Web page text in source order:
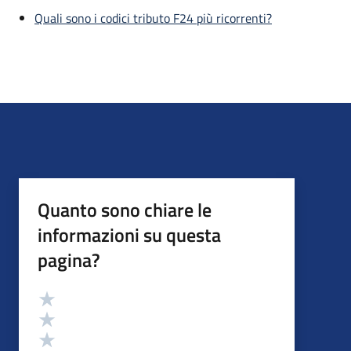
Quali sono i codici tributo F24 più ricorrenti?
Quanto sono chiare le
informazioni su questa
pagina?
Valutazione